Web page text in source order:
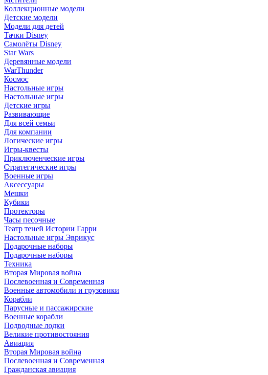
Коллекционные модели
Детские модели
Модели для детей
Тачки Disney
Самолёты Disney
Star Wars
Деревянные модели
WarThunder
Космос
Настольные игры
Настольные игры
Детские игры
Развивающие
Для всей семьи
Для компании
Логические игры
Игры-квесты
Приключенческие игры
Стратегические игры
Военные игры
Аксессуары
Мешки
Кубики
Протекторы
Часы песочные
Театр теней Истории Гарри
Настольные игры Эврикус
Подарочные наборы
Подарочные наборы
Техника
Вторая Мировая война
Послевоенная и Современная
Военные автомобили и грузовики
Корабли
Парусные и пассажирские
Военные корабли
Подводные лодки
Великие противостояния
Авиация
Вторая Мировая война
Послевоенная и Современная
Гражданская авиация